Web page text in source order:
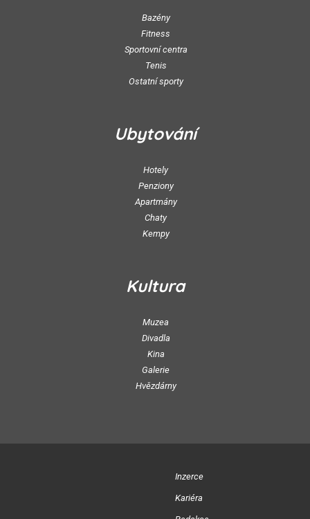
Bazény
Fitness
Sportovní centra
Tenis
Ostatní sporty
Ubytování
Hotely
Penziony
Apartmány
Chaty
Kempy
Kultura
Muzea
Divadla
Kina
Galerie
Hvězdárny
Inzerce
Kariéra